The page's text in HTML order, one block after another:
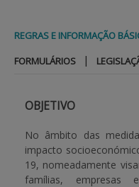
PAGAMENTOS
APOIO AO BENEFICIÁRIO
Entrar / Registar
REGRAS E INFORMAÇÃO
FORMULÁRIOS |
OBJETIVO
No âmbito das
impacto
19, nomeadamente
famílias, empresas